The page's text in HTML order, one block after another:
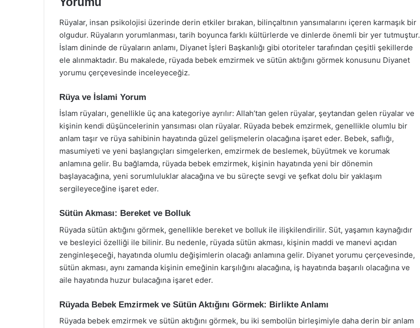
Rüyalar, insan psikolojisi üzerinde derin etkiler bırakan, bilinçaltının yansımalarını içeren karmaşık bir
olgudur. Rüyaların yorumlanması, tarih boyunca farklı kültürlerde ve dinlerde önemli bir yer tutmuştur.
İslam dininde de rüyaların anlamı, Diyanet İşleri Başkanlığı gibi otoriteler tarafından çeşitli şekillerde
ele alınmaktadır. Bu makalede, rüyada bebek emzirmek ve sütün aktığını görmek konusunu Diyanet
yorumu çerçevesinde inceleyeceğiz.
Rüya ve İslami Yorum
İslam rüyaları, genellikle üç ana kategoriye ayrılır: Allah’tan gelen rüyalar, şeytandan gelen rüyalar ve
kişinin kendi düşüncelerinin yansıması olan rüyalar. Rüyada bebek emzirmek, genellikle olumlu bir
anlam taşır ve rüya sahibinin hayatında güzel gelişmelerin olacağına işaret eder. Bebek, saflığı,
masumiyeti ve yeni başlangıçları simgelerken, emzirmek de beslemek, büyütmek ve korumak
anlamına gelir. Bu bağlamda, rüyada bebek emzirmek, kişinin hayatında yeni bir dönemin
başlayacağına, yeni sorumluluklar alacağına ve bu süreçte sevgi ve şefkat dolu bir yaklaşım
sergileyeceğine işaret eder.
Sütün Akması: Bereket ve Bolluk
Rüyada sütün aktığını görmek, genellikle bereket ve bolluk ile ilişkilendirilir. Süt, yaşamın kaynağıdır
ve besleyici özelliği ile bilinir. Bu nedenle, rüyada sütün akması, kişinin maddi ve manevi açıdan
zenginleşeceği, hayatında olumlu değişimlerin olacağı anlamına gelir. Diyanet yorumu çerçevesinde,
sütün akması, aynı zamanda kişinin emeğinin karşılığını alacağına, iş hayatında başarılı olacağına ve
aile hayatında huzur bulacağına işaret eder.
Rüyada Bebek Emzirmek ve Sütün Aktığını Görmek: Birlikte Anlamı
Rüyada bebek emzirmek ve sütün aktığını görmek, bu iki sembolün birleşimiyle daha derin bir anlam